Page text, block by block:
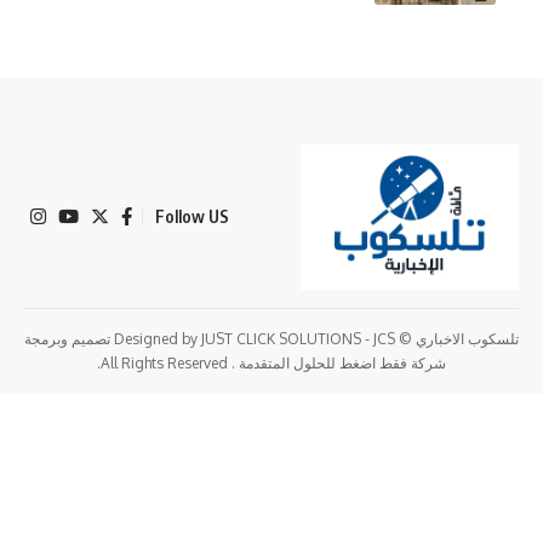
تلسكوب الاخباري © Designed by JUST CLICK SOLUTIONS - JCS تصميم وبرمجة
شركة فقط اضغط للحلول المتقدمة . All Rights Reserved.